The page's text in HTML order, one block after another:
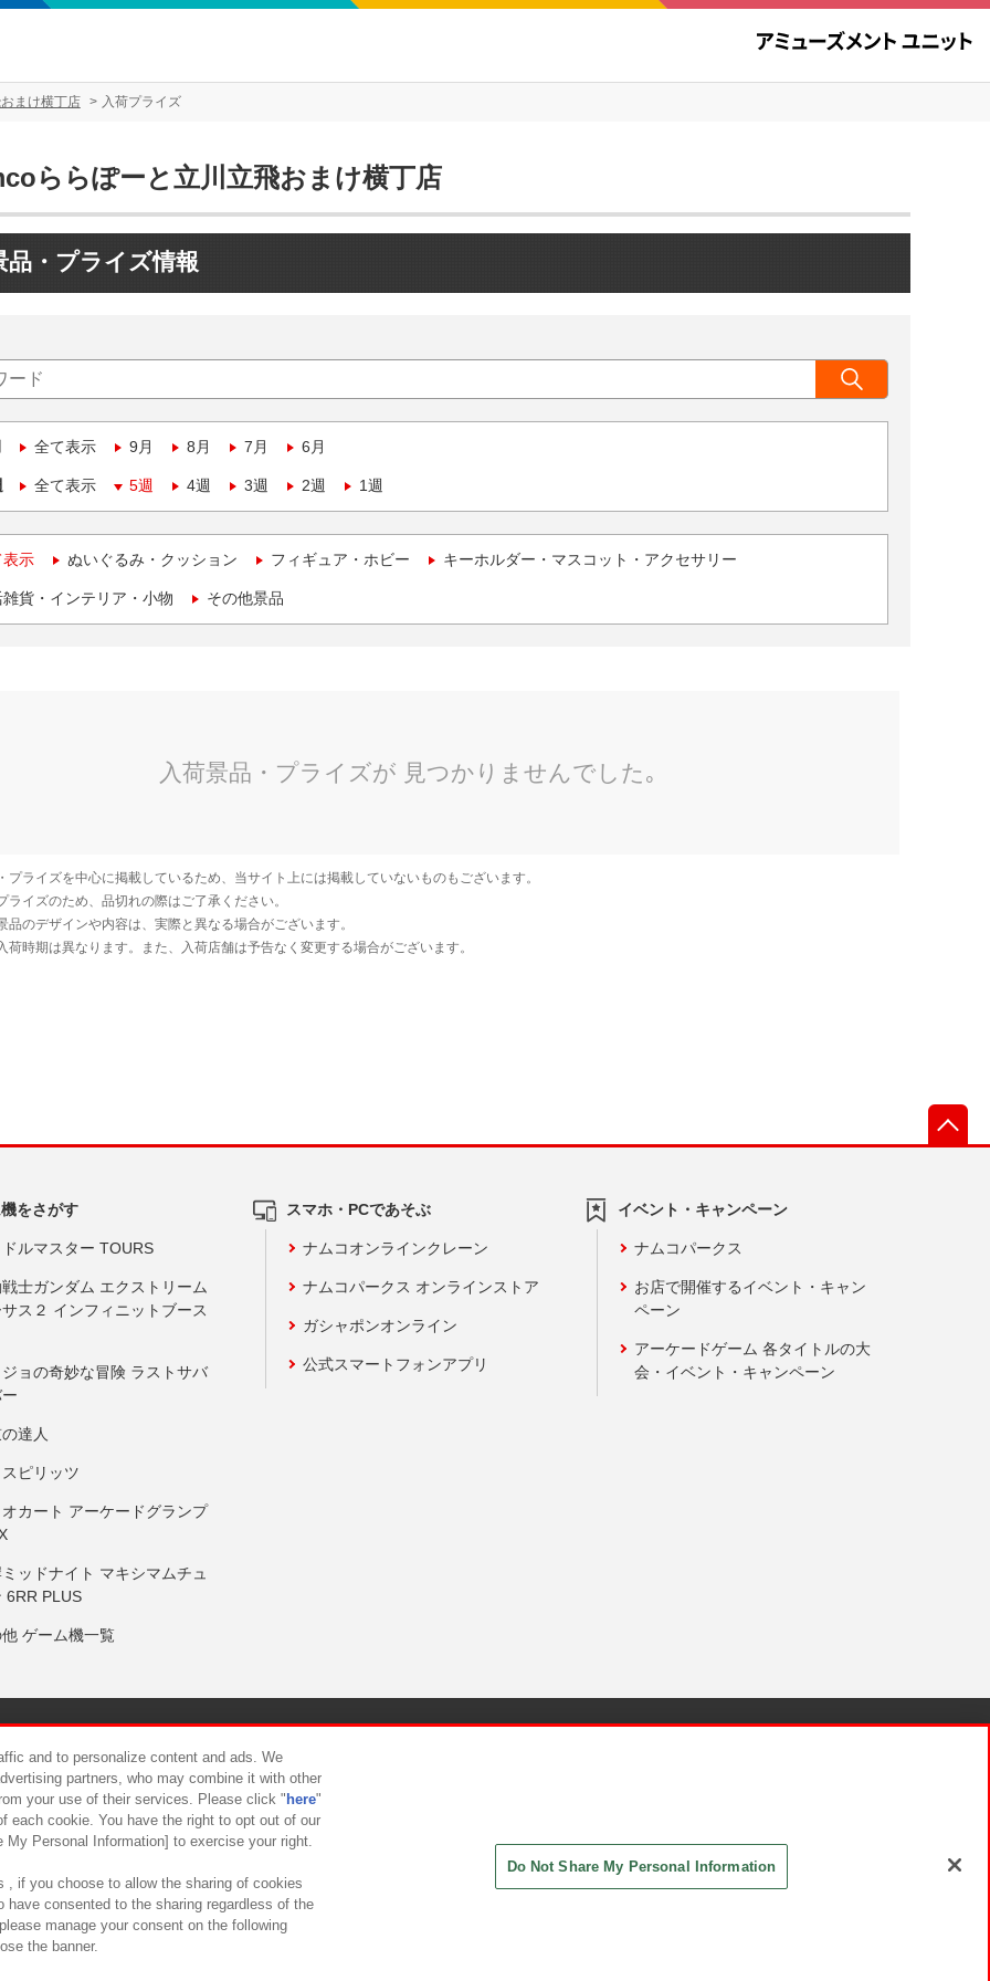
まけ横丁店 入荷プライズ
ららぽーと立川立飛おまけ横丁店
品・プライズ情報
全て表示 9月 8月 7月 6月
全て表示 5週 4週 3週 2週 1週
表示 ぬいぐるみ・クッション フィギュア・ホビー キーホルダー・マスコット・アクセサリー
貨・インテリア・小物 その他景品
をさがす
ルマスター TOURS
士ガンダム エクストリーム
ス２ インフィニットブース
ョの奇妙な冒険 ラストサバ
達人
ピリッツ
カート アーケードグランプ
ッドナイト マキシマムチュ
6RR PLUS
ゲーム機一覧
スマホ・PCであそぶ
ナムコオンラインクレーン
ナムコパークス オンラインストア
ガシャポンオンライン
公式スマートフォンアプリ
イベント・キャンペーン
ナムコパークス
お店で開催するイベント・キャン
ペーン
アーケードゲーム 各タイトルの大
会・イベント・キャンペーン
について カスタマーハラスメント対応方針
and to personalize content and ads. We
partners, who may combine it with other
your use of their services. Please click " here"
each cookie. You have the right to opt out of our
Personal Information] to exercise your right.
, if you choose to allow the sharing of cookies
have consented to the sharing regardless of the
manage your consent on the following
the banner.
Do Not Share My Personal Information